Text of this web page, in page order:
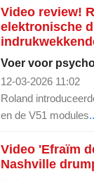
Video review!
elektronische
Voer voor
12-03-2026 11:02
Roland
en de V51 modules
Video 'Efraïm
Nashville